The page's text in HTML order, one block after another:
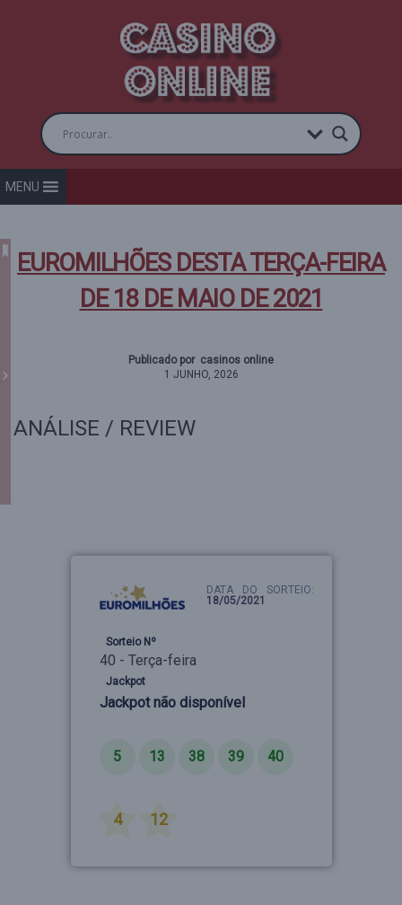
MENU
EUROMILHÕES DESTA TERÇA-FEIRA
DE 18 DE MAIO DE 2021
Publicado por casinos online
1 JUNHO, 2026
ANÁLISE / REVIEW
DATA DO SORTEIO:
18/05/2021
Sorteio Nº
40 - Terça-feira
Jackpot
Jackpot não disponível
5 13 38 39 40
4 12